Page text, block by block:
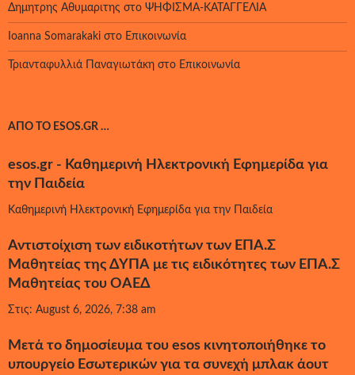
Δημητρης Αθυμαριτης στο ΨΗΦΙΣΜΑ-ΚΑΤΑΓΓΕΛΙΑ
Ioanna Somarakaki στο Επικοινωνία
Τριανταφυλλιά Παναγιωτάκη στο Επικοινωνία
ΑΠΌ ΤΟ ESOS.GR …
esos.gr - Καθημερινή Ηλεκτρονική Εφημερίδα για
την Παιδεία
Καθημερινή Ηλεκτρονική Εφημερίδα για την Παιδεία
Αντιστοίχιση των ειδικοτήτων των ΕΠΑ.Σ
Μαθητείας της ΔΥΠΑ με τις ειδικότητες των ΕΠΑ.Σ
Μαθητείας του ΟΑΕΔ
Στις: August 6, 2026, 7:38 am
Μετά το δημοσίευμα του esos κινητοποιήθηκε το
υπουργείο Εσωτερικών για τα συνεχή μπλακ άουτ